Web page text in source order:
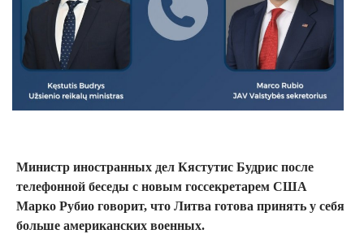
Министр иностранных дел Кястутис Будрис после
телефонной беседы с новым госсекретарем США
Марко Рубио говорит, что Литва готова принять у себя
больше американских военных.